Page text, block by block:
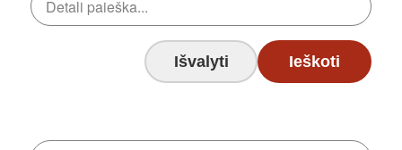
Išvalyti Ieškoti